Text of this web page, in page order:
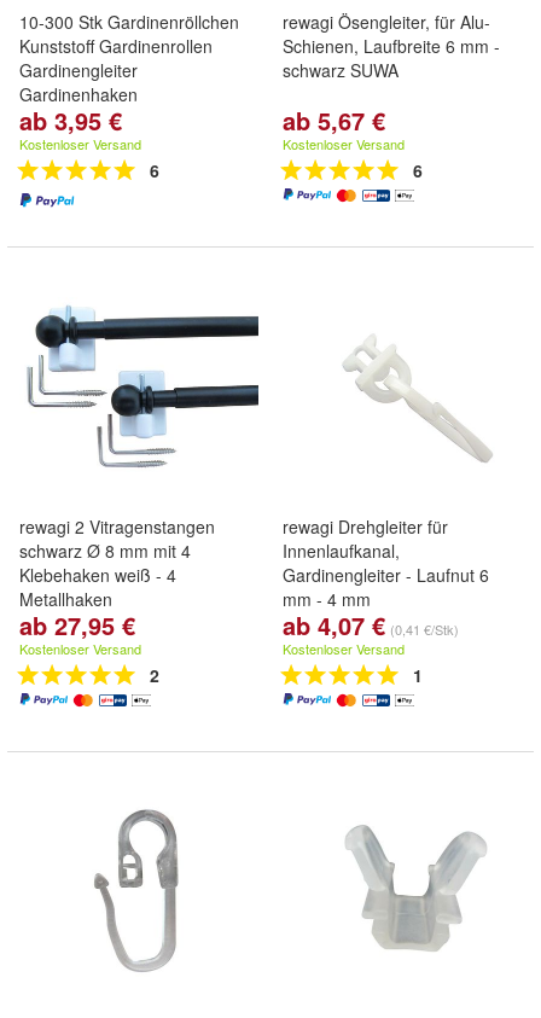
10-300 Stk Gardinenröllchen
Kunststoff Gardinenrollen
Gardinengleiter
Gardinenhaken
ab 3,95 €
Kostenloser Versand
6
rewagi Ösengleiter, für Alu-
Schienen, Laufbreite 6 mm -
schwarz SUWA
ab 5,67 €
Kostenloser Versand
6
rewagi 2 Vitragenstangen
schwarz Ø 8 mm mit 4
Klebehaken weiß - 4
Metallhaken
ab 27,95 €
Kostenloser Versand
2
rewagi Drehgleiter für
Innenlaufkanal,
Gardinengleiter - Laufnut 6
mm - 4 mm
ab 4,07 € (0,41 €/Stk)
Kostenloser Versand
1